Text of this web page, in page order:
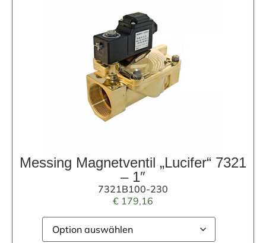
Messing Magnetventil „Lucifer“ 7321
– 1″
7321B100-230
€ 179,16